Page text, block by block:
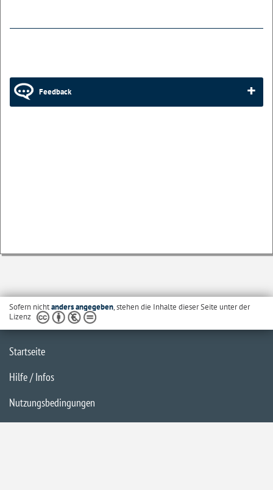
Feedback
Sofern nichtanders angegeben, stehen die Inhalte dieser Seite unter der
Lizenz
Startseite
Hilfe / Infos
Nutzungsbedingungen